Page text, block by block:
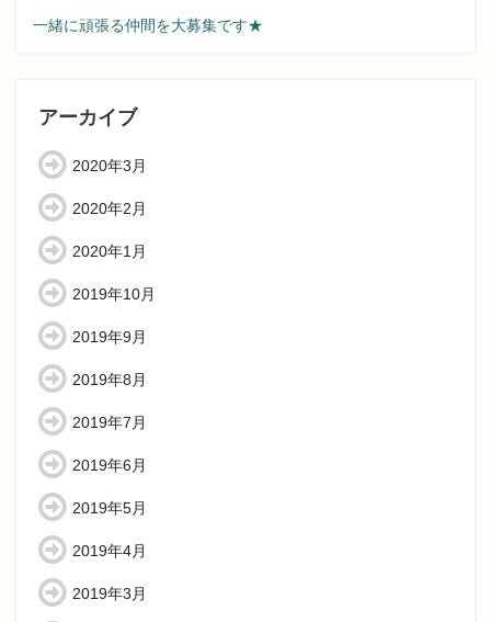
一緒に頑張る仲間を大募集です★
アーカイブ
2020年3月
2020年2月
2020年1月
2019年10月
2019年9月
2019年8月
2019年7月
2019年6月
2019年5月
2019年4月
2019年3月